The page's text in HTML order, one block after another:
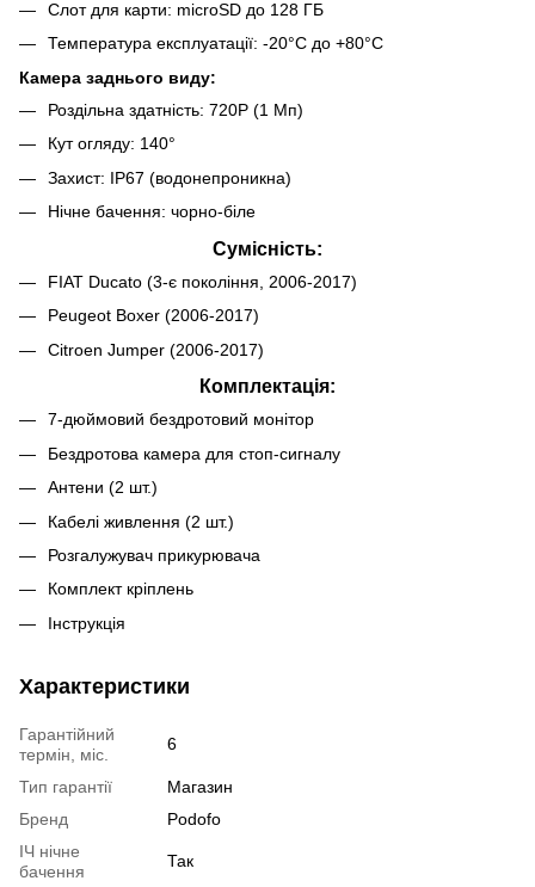
Слот для карти: microSD до 128 ГБ
Температура експлуатації: -20°C до +80°C
Камера заднього виду:
Роздільна здатність: 720P (1 Мп)
Кут огляду: 140°
Захист: IP67 (водонепроникна)
Нічне бачення: чорно-біле
Сумісність:
FIAT Ducato (3-є покоління, 2006-2017)
Peugeot Boxer (2006-2017)
Citroen Jumper (2006-2017)
Комплектація:
7-дюймовий бездротовий монітор
Бездротова камера для стоп-сигналу
Антени (2 шт.)
Кабелі живлення (2 шт.)
Розгалужувач прикурювача
Комплект кріплень
Інструкція
Характеристики
Гарантійний
термін, міс.
6
Тип гарантії
Магазин
Бренд
Podofo
ІЧ нічне
бачення
Так